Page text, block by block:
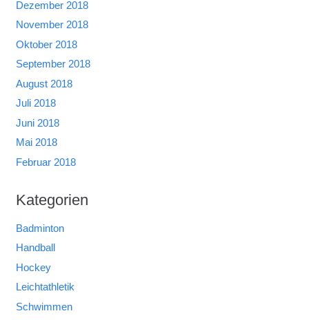
Dezember 2018
November 2018
Oktober 2018
September 2018
August 2018
Juli 2018
Juni 2018
Mai 2018
Februar 2018
Kategorien
Badminton
Handball
Hockey
Leichtathletik
Schwimmen